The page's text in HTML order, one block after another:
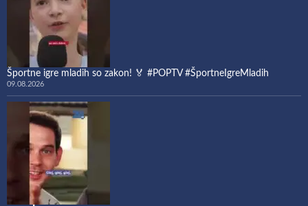
Športne igre mladih so zakon! 🏅 #POPTV #ŠportneIgreMladih
09.08.2026